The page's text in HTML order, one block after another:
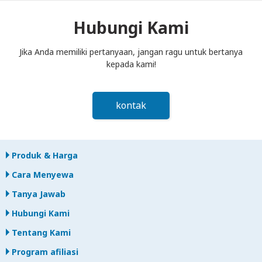
setelah akhir periode sewa. Jika Anda terlambat
mengembalikan, Anda akan dikenakan biaya.
Hubungi Kami
Jika Anda memiliki pertanyaan, jangan ragu untuk bertanya
kepada kami!
kontak
Produk & Harga
Cara Menyewa
Tanya Jawab
Hubungi Kami
Tentang Kami
Program afiliasi